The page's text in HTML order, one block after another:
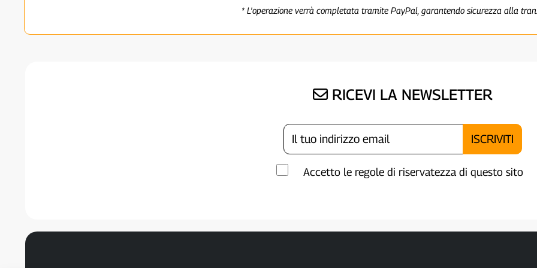
* L'operazione verrà completata tramite PayPal, garantendo sicurezza alla
RICEVI LA NEWSLETTER
Accetto le regole di riservatezza di questo sito